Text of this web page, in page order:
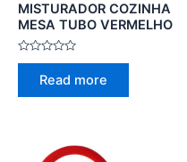
MISTURADOR COZINHA
MESA TUBO VERMELHO
Rated
Read more